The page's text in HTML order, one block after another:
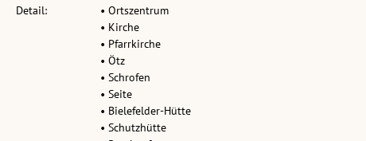
Detail:
• Ortszentrum
• Kirche
• Pfarrkirche
• Ötz
• Schrofen
• Seite
• Bielefelder-Hütte
• Schutzhütte